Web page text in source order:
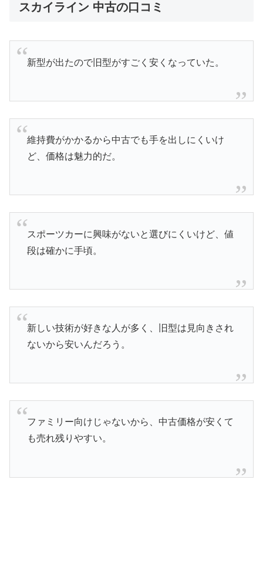
スカイライン 中古の口コミ
新型が出たので旧型がすごく安くなっていた。
維持費がかかるから中古でも手を出しにくいけ
ど、価格は魅力的だ。
スポーツカーに興味がないと選びにくいけど、値
段は確かに手頃。
新しい技術が好きな人が多く、旧型は見向きされ
ないから安いんだろう。
ファミリー向けじゃないから、中古価格が安くて
も売れ残りやすい。